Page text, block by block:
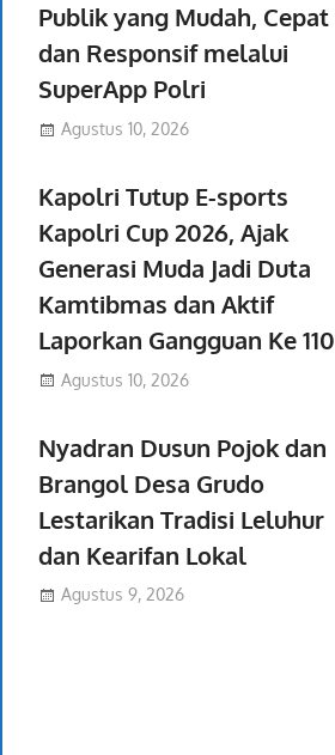
Publik yang Mudah, Cepat
dan Responsif melalui
SuperApp Polri
Agustus 10, 2026
Kapolri Tutup E-sports
Kapolri Cup 2026, Ajak
Generasi Muda Jadi Duta
Kamtibmas dan Aktif
Laporkan Gangguan Ke 110
Agustus 10, 2026
Nyadran Dusun Pojok dan
Brangol Desa Grudo
Lestarikan Tradisi Leluhur
dan Kearifan Lokal
Agustus 9, 2026